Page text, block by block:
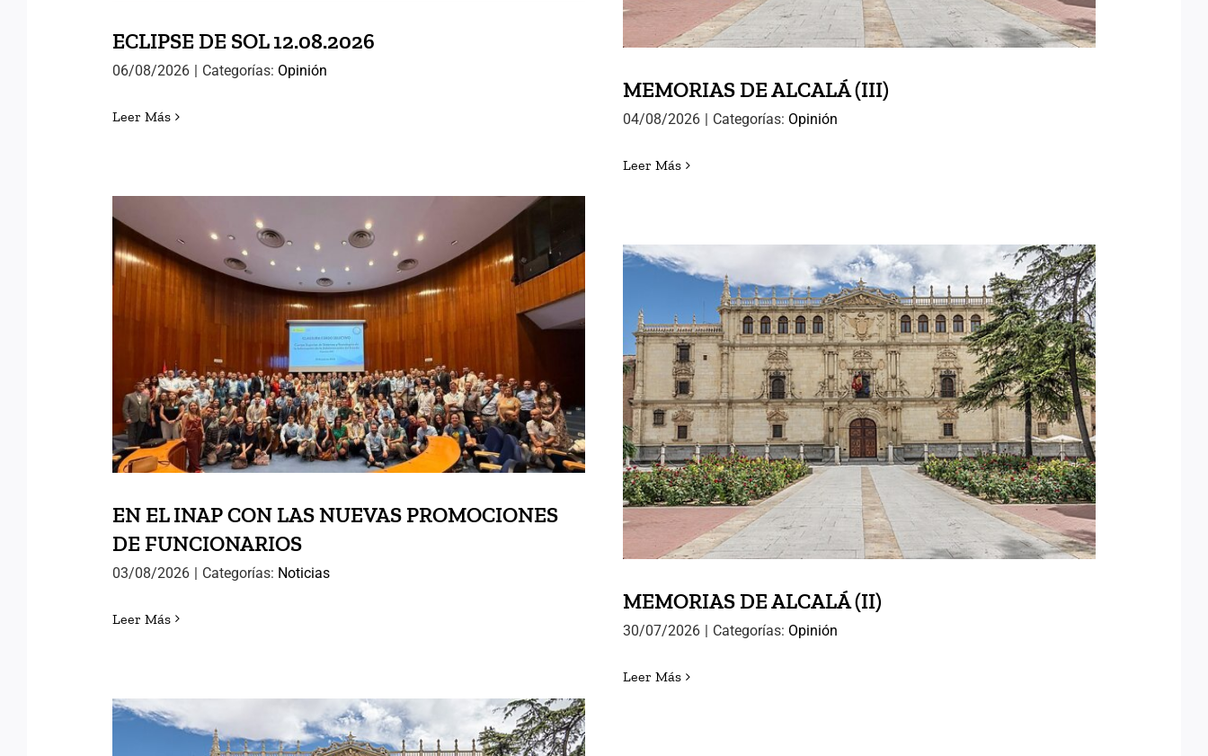
ECLIPSE DE SOL 12.08.2026
06/08/2026 Categorías: Opinión
Leer Más
MEMORIAS DE ALCALÁ (III)
04/08/2026 Categorías: Opinión
Leer Más
EN EL INAP CON LAS NUEVAS
PROMOCIONES DE FUNCIONARIOS
EN EL INAP CON LAS NUEVAS PROMOCIONES
DE FUNCIONARIOS
03/08/2026 | Categorías: Noticias
Leer Más
MEMORIAS DE ALCALÁ (II)
MEMORIAS DE ALCALÁ (II)
30/07/2026 Categorías: Opinión
Leer Más